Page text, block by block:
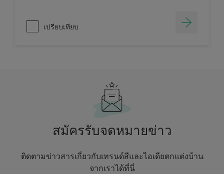
เปรียบเทียบ
สมัครรับจดหมายข่าว
ติดตามข่าวสารเกี่ยวกับเทรนด์สีและไอเดียตกแต่งบ้าน
จากเราได้ที่นี่